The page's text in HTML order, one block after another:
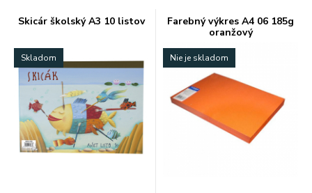
Skicár školský A3 10 listov
Skladom
Farebný výkres A4 06 185g
oranžový
Nie je skladom